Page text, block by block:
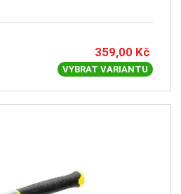
359,00 Kč
VYBRAT VARIANTU